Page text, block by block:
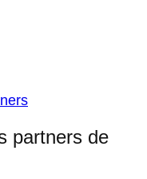
partners de